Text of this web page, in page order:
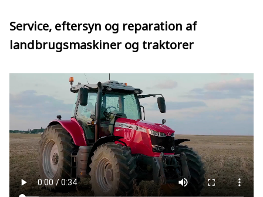
Service, eftersyn og reparation af
landbrugsmaskiner og traktorer